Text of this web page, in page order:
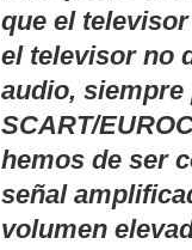
modelo de
plataformas
existen esos
Publicamos
(TSR)
monitor de
inversión del
que el
el televisor no
audio,
SCART/
hemos de ser
señal
volumen